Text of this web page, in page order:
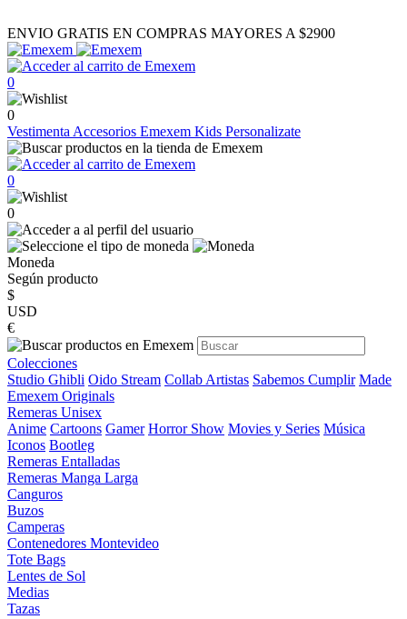
ENVIO GRATIS EN COMPRAS MAYORES A $2900
0
0
Vestimenta Accesorios Emexem Kids Personalizate
0
0
Moneda
Según producto
$
USD
€
Colecciones
Studio Ghibli Oido Stream Collab Artistas Sabemos Cumplir Made
Emexem Originals
Remeras Unisex
Anime Cartoons Gamer Horror Show Movies y Series Música
Iconos Bootleg
Remeras Entalladas
Remeras Manga Larga
Canguros
Buzos
Camperas
Contenedores Montevideo
Tote Bags
Lentes de Sol
Medias
Tazas